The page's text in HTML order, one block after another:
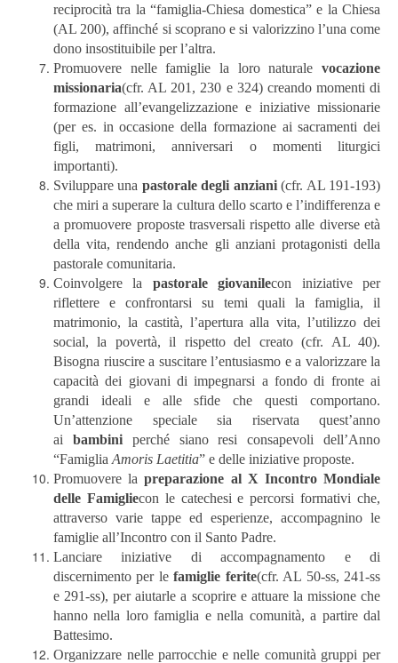
reciprocità tra la “famiglia-Chiesa domestica” e la Chiesa
(AL 200), affinché si scoprano e si valorizzino l’una come
dono insostituibile per l’altra.
Promuovere nelle famiglie la loro naturale vocazione
missionaria(cfr. AL 201, 230 e 324) creando momenti di
formazione all’evangelizzazione e iniziative missionarie
(per es. in occasione della formazione ai sacramenti dei
figli, matrimoni, anniversari o momenti liturgici
importanti).
Sviluppare una pastorale degli anziani(cfr. AL 191-193)
che miri a superare la cultura dello scarto e l’indifferenza e
a promuovere proposte trasversali rispetto alle diverse età
della vita, rendendo anche gli anziani protagonisti della
pastorale comunitaria.
Coinvolgere la pastorale giovanilecon iniziative per
riflettere e confrontarsi su temi quali la famiglia, il
matrimonio, la castità, l’apertura alla vita, l’utilizzo dei
social, la povertà, il rispetto del creato (cfr. AL 40).
Bisogna riuscire a suscitare l’entusiasmo e a valorizzare la
capacità dei giovani di impegnarsi a fondo di fronte ai
grandi ideali e alle sfide che questi comportano.
Un’attenzione speciale sia riservata quest’anno
ai bambini perché siano resi consapevoli dell’Anno
“Famiglia Amoris Laetitia” e delle iniziative proposte.
Promuovere lapreparazione al X Incontro Mondiale
delle Famigliecon le catechesi e percorsi formativi che,
attraverso varie tappe ed esperienze, accompagnino le
famiglie all’Incontro con il Santo Padre.
Lanciare iniziative di accompagnamento e di
discernimento per lefamiglie ferite(cfr. AL 50-ss, 241-ss
e 291-ss), per aiutarle a scoprire e attuare la missione che
hanno nella loro famiglia e nella comunità, a partire dal
Battesimo.
Organizzare nelle parrocchie e nelle comunità gruppi per